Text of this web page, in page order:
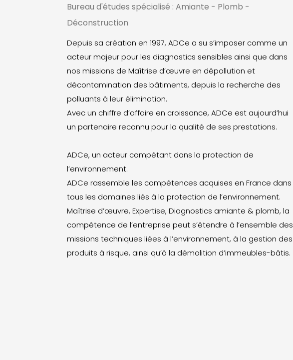
Bureau d'études spécialisé : Amiante - Plomb -
Déconstruction
Depuis sa création en 1997, ADCe a su s’imposer comme un
acteur majeur pour les diagnostics sensibles ainsi que dans
nos missions de Maîtrise d’œuvre en dépollution et
décontamination des bâtiments, depuis la recherche des
polluants à leur élimination.
Avec un chiffre d’affaire en croissance, ADCe est aujourd’hui
un partenaire reconnu pour la qualité de ses prestations.
ADCe, un acteur compétant dans la protection de
l’environnement.
ADCe rassemble les compétences acquises en France dans
tous les domaines liés à la protection de l’environnement.
Maîtrise d’œuvre, Expertise, Diagnostics amiante & plomb, la
compétence de l’entreprise peut s’étendre à l’ensemble des
missions techniques liées à l’environnement, à la gestion des
produits à risque, ainsi qu’à la démolition d’immeubles-bâtis.